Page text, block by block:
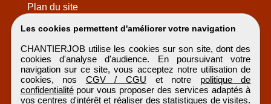
Les cookies permettent d'améliorer votre navigation
CHANTIERJOB utilise les cookies sur son site, dont des
cookies d'analyse d'audience. En poursuivant votre
navigation sur ce site, vous acceptez notre utilisation de
cookies, nos CGV / CGU et notre politique de
confidentialitépour vous proposer des services adaptés à
vos centres d'intérêt et réaliser des statistiques de visites.
Plan du site